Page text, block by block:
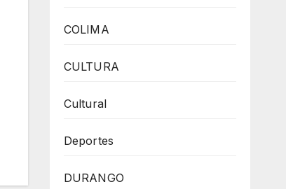
COLIMA
CULTURA
Cultural
Deportes
DURANGO